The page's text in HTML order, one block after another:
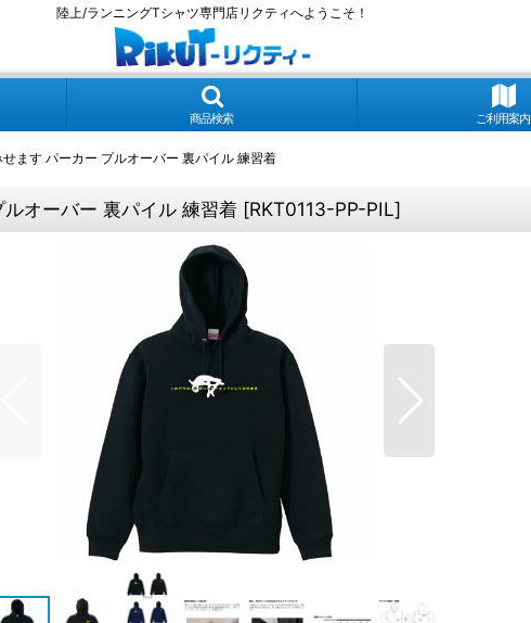
陸上/ランニングTシャツ専門店リクティへようこそ！
商品検索 ご利用案内
ます パーカー プルオーバー 裏パイル 練習着
オーバー 裏パイル 練習着 [RKT0113-PP-PIL]